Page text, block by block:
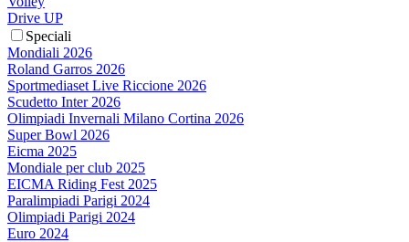
Drive UP
Speciali
Mondiali 2026
Roland Garros 2026
Sportmediaset Live Riccione 2026
Scudetto Inter 2026
Olimpiadi Invernali Milano Cortina 2026
Super Bowl 2026
Eicma 2025
Mondiale per club 2025
EICMA Riding Fest 2025
Paralimpiadi Parigi 2024
Olimpiadi Parigi 2024
Euro 2024